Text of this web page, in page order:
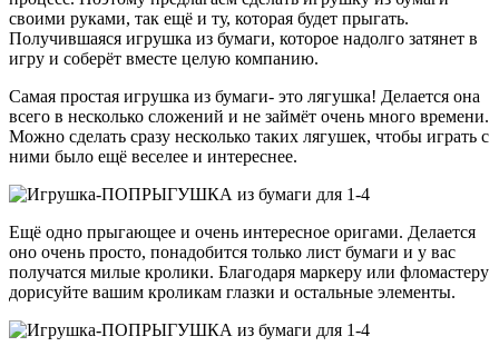
своими руками, так ещё и ту, которая будет прыгать.
Получившаяся игрушка из бумаги, которое надолго затянет в
игру и соберёт вместе целую компанию.
Самая простая игрушка из бумаги- это лягушка! Делается она
всего в несколько сложений и не займёт очень много времени.
Можно сделать сразу несколько таких лягушек, чтобы играть с
ними было ещё веселее и интереснее.
Ещё одно прыгающее и очень интересное оригами. Делается
оно очень просто, понадобится только лист бумаги и у вас
получатся милые кролики. Благодаря маркеру или фломастеру
дорисуйте вашим кроликам глазки и остальные элементы.